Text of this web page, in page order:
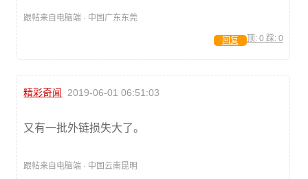
跟帖来自电脑端 · 中国广东东莞
顶: 0 踩: 0
回复
精彩奇闻 2019-06-01 06:51:03
又有一批外链损失大了。
跟帖来自电脑端 · 中国云南昆明